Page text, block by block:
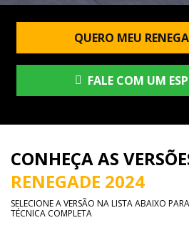
QUERO MEU
FALE COM UM
CONHEÇA AS
RENEGADE 2024
SELECIONE A VERSÃO NA LISTA ABAIXO
TÉCNICA COMPLETA